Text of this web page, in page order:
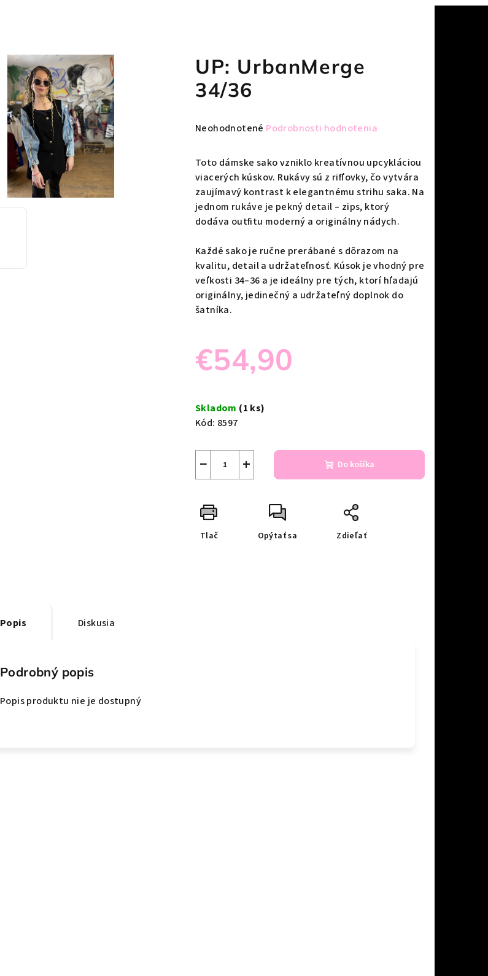
UP: UrbanMerge
34/36
Priemerné
produktu
je
z
5
Neohodnotené Podrobnosti hodnotenia
Toto dámske sako vzniklo kreatívnou upcykláciou
viacerých kúskov. Rukávy sú z rifľovky, čo vytvára
zaujímavý kontrast k elegantnému strihu saka. Na
jednom rukáve je pekný detail – zips, ktorý
dodáva outfitu moderný a originálny nádych.
Každé sako je ručne prerábané s dôrazom na
kvalitu, detail a udržateľnosť. Kúsok je vhodný pre
veľkosti 34–36 a je ideálny pre tých, ktorí hľadajú
originálny, jedinečný a udržateľný doplnok do
šatníka.
€54,90
cena:
Skladom (1 ks)
Kód: 8597
+
− Do košíka
Tlač Opýtať sa Zdieľať
Popis Diskusia
Podrobný popis
Popis produktu nie je dostupný